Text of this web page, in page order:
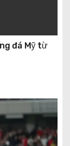
đá Mỹ từ